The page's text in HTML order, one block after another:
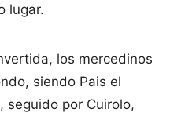
lugar.
los mercedinos
siendo Pais el
seguido por Cuirolo,